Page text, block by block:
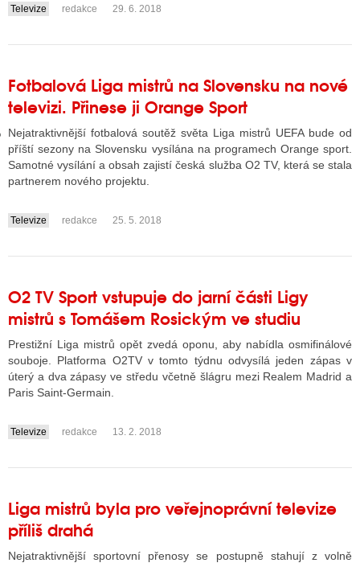
DISKUTÉRA NA RADIOTV
STARŠÍCH DISKUZÍ
....
Televize redakce 29. 6. 2018
Fotbalová Liga mistrů na Slovensku na nové
televizi. Přinese ji Orange Sport
Nejatraktivnější fotbalová soutěž světa Liga mistrů UEFA bude od
příští sezony na Slovensku vysílána na programech Orange sport.
Samotné vysílání a obsah zajistí česká služba O2 TV, která se stala
partnerem nového projektu.
....
Televize redakce 25. 5. 2018
O2 TV Sport vstupuje do jarní části Ligy
mistrů s Tomášem Rosickým ve studiu
Prestižní Liga mistrů opět zvedá oponu, aby nabídla osmifinálové
souboje. Platforma O2TV v tomto týdnu odvysílá jeden zápas v
úterý a dva zápasy ve středu včetně šlágru mezi Realem Madrid a
Paris Saint-Germain.
....
Televize redakce 13. 2. 2018
Liga mistrů byla pro veřejnoprávní televize
příliš drahá
Nejatraktivnější sportovní přenosy se postupně stahují z volně